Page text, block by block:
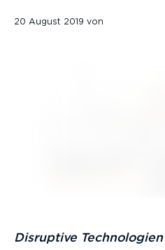
20 August 2019 von
Disruptive Technologien